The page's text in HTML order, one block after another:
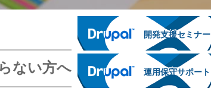
開発支援セミナー
開発支援セミナー
運用保守サポート
運用保守サポート
ない方へ